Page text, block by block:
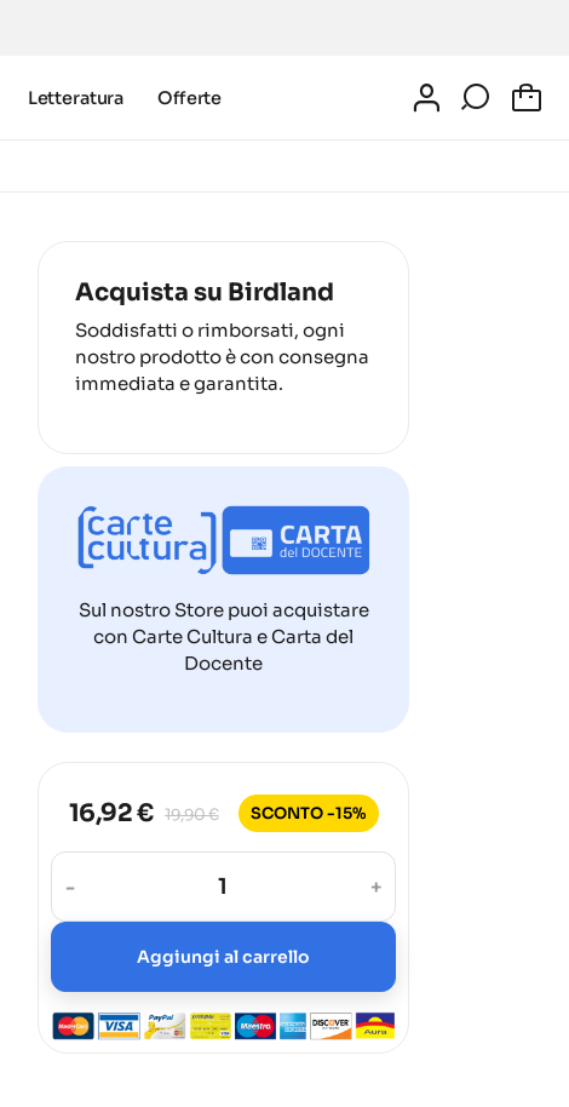
Letteratura Offerte
Acquista su Birdland
Soddisfatti o rimborsati, ogni
nostro prodotto è con consegna
immediata e garantita.
Sul nostro Store puoi acquistare
con Carte Cultura e Carta del
Docente
16,92 € 19,90 € SCONTO -15%
- +
Aggiungi al carrello